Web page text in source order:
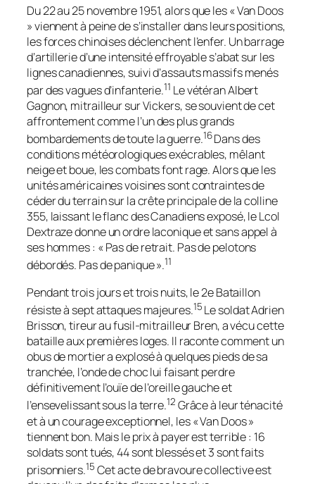
Du 22 au 25 novembre 1951, alors que les « Van Doos
» viennent à peine de s’installer dans leurs positions,
les forces chinoises déclenchent l’enfer. Un barrage
d’artillerie d’une intensité effroyable s’abat sur les
lignes canadiennes, suivi d’assauts massifs menés
par des vagues d’infanterie.11 Le vétéran Albert
Gagnon, mitrailleur sur Vickers, se souvient de cet
affrontement comme l’un des plus grands
bombardements de toute la guerre.16Dans des
conditions météorologiques exécrables, mêlant
neige et boue, les combats font rage. Alors que les
unités américaines voisines sont contraintes de
céder du terrain sur la crête principale de la colline
355, laissant le flanc des Canadiens exposé, le Lcol
Dextraze donne un ordre laconique et sans appel à
ses hommes : « Pas de retrait. Pas de pelotons
débordés. Pas de panique ».11
Pendant trois jours et trois nuits, le 2e Bataillon
résiste à sept attaques majeures.15 Le soldat Adrien
Brisson, tireur au fusil-mitrailleur Bren, a vécu cette
bataille aux premières loges. Il raconte comment un
obus de mortier a explosé à quelques pieds de sa
tranchée, l’onde de choc lui faisant perdre
définitivement l’ouïe de l’oreille gauche et
l’ensevelissant sous la terre.12 Grâce à leur ténacité
et à un courage exceptionnel, les « Van Doos »
tiennent bon. Mais le prix à payer est terrible : 16
soldats sont tués, 44 sont blessés et 3 sont faits
prisonniers.15 Cet acte de bravoure collective est